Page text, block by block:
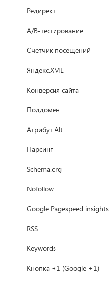
Редирект
A/B-тестирование
Счетчик посещений
Яндекс.XML
Конверсия сайта
Поддомен
Атрибут Alt
Парсинг
Schema.org
Nofollow
Google Рagespeed insights
RSS
Keywords
Кнопка +1 (Google +1)